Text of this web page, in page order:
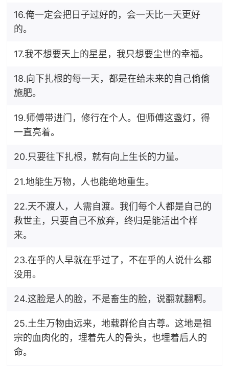
16.俺一定会把日子过好的，会一天比一天更好
的。
17.我不想要天上的星星，我只想要尘世的幸福。
18.向下扎根的每一天，都是在给未来的自己偷偷
施肥。
19.师傅带进门，修行在个人。但师傅这盏灯，得
一直亮着。
20.只要往下扎根，就有向上生长的力量。
21.地能生万物，人也能绝地重生。
22.天不渡人，人需自渡。我们每个人都是自己的
救世主，只要自己不放弃，终归是能活出个样
来。
23.在乎的人早就在乎过了，不在乎的人说什么都
没用。
24.这脸是人的脸，不是畜生的脸，说翻就翻啊。
25.土生万物由远来，地载群伦自古尊。这地是祖
宗的血肉化的，埋着先人的骨头，也埋着后人的
命。